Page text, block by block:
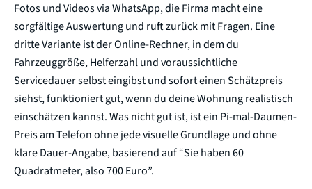
Fotos und Videos via WhatsApp, die Firma macht eine
sorgfältige Auswertung und ruft zurück mit Fragen. Eine
dritte Variante ist der Online-Rechner, in dem du
Fahrzeuggröße, Helferzahl und voraussichtliche
Servicedauer selbst eingibst und sofort einen Schätzpreis
siehst, funktioniert gut, wenn du deine Wohnung realistisch
einschätzen kannst. Was nicht gut ist, ist ein Pi-mal-Daumen-
Preis am Telefon ohne jede visuelle Grundlage und ohne
klare Dauer-Angabe, basierend auf “Sie haben 60
Quadratmeter, also 700 Euro”.